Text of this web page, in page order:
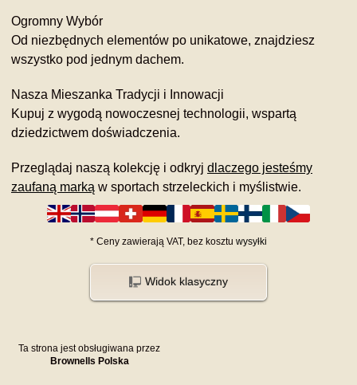
Ogromny Wybór
Od niezbędnych elementów po unikatowe, znajdziesz
wszystko pod jednym dachem.
Nasza Mieszanka Tradycji i Innowacji
Kupuj z wygodą nowoczesnej technologii, wspartą
dziedzictwem doświadczenia.
Przeglądaj naszą kolekcję i odkryj dlaczego jesteśmy
zaufaną marką w sportach strzeleckich i myślistwie.
* Ceny zawierają VAT, bez kosztu wysyłki
Widok klasyczny
Ta strona jest obsługiwana przez
Brownells Polska